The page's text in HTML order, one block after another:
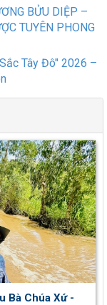
BỬU DIỆP –
TUYÊN PHONG
Tây Đô" 2026 –
Bà Chúa Xứ -